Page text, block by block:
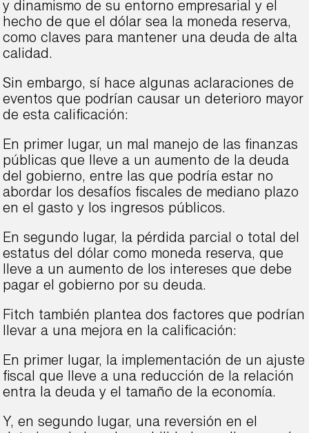
y dinamismo de su entorno empresarial y el
hecho de que el dólar sea la moneda reserva,
como claves para mantener una deuda de alta
calidad.
Sin embargo, sí hace algunas aclaraciones de
eventos que podrían causar un deterioro mayor
de esta calificación:
En primer lugar, un mal manejo de las finanzas
públicas que lleve a un aumento de la deuda
del gobierno, entre las que podría estar no
abordar los desafíos fiscales de mediano plazo
en el gasto y los ingresos públicos.
En segundo lugar, la pérdida parcial o total del
estatus del dólar como moneda reserva, que
lleve a un aumento de los intereses que debe
pagar el gobierno por su deuda.
Fitch también plantea dos factores que podrían
llevar a una mejora en la calificación:
En primer lugar, la implementación de un ajuste
fiscal que lleve a una reducción de la relación
entra la deuda y el tamaño de la economía.
Y, en segundo lugar, una reversión en el